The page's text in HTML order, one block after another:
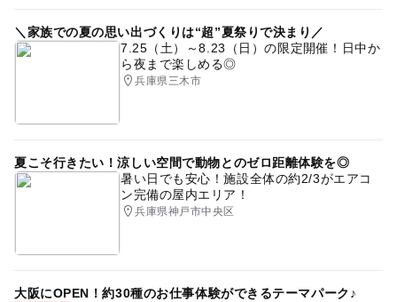
＼家族での夏の思い出づくりは“超”夏祭りで決まり／
7.25（土）～8.23（日）の限定開催！日中か
ら夜まで楽しめる◎
兵庫県三木市
夏こそ行きたい！涼しい空間で動物とのゼロ距離体験を◎
暑い日でも安心！施設全体の約2/3がエアコ
ン完備の屋内エリア！
兵庫県神戸市中央区
大阪にOPEN！約30種のお仕事体験ができるテーマパーク♪